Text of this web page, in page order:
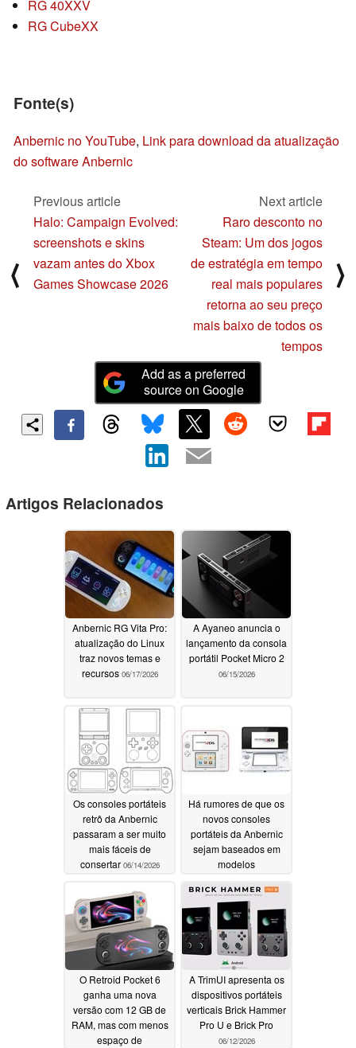
RG 40XXV
RG CubeXX
Fonte(s)
Anbernic no YouTube, Link para download da atualização
do software Anbernic
⟨
Previous article
Halo: Campaign Evolved:
screenshots e skins
vazam antes do Xbox
Games Showcase 2026
Next article
Raro desconto no
Steam: Um dos jogos
de estratégia em tempo
real mais populares
retorna ao seu preço
mais baixo de todos os
tempos
⟩
Add as a preferred
source on Google
Artigos Relacionados
Anbernic RG Vita Pro:
atualização do Linux
traz novos temas e
recursos 06/17/2026
A Ayaneo anuncia o
lançamento da consola
portátil Pocket Micro 2
06/15/2026
Os consoles portáteis
retrô da Anbernic
passaram a ser muito
mais fáceis de
consertar 06/14/2026
Há rumores de que os
novos consoles
portáteis da Anbernic
sejam baseados em
modelos
Nintendo06/14/2026
O Retroid Pocket 6
ganha uma nova
versão com 12 GB de
RAM, mas com menos
espaço de
A TrimUI apresenta os
dispositivos portáteis
verticais Brick Hammer
Pro U e Brick Pro
06/12/2026